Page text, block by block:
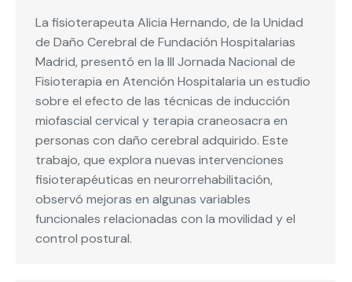
La fisioterapeuta Alicia Hernando, de la Unidad
de Daño Cerebral de Fundación Hospitalarias
Madrid, presentó en la III Jornada Nacional de
Fisioterapia en Atención Hospitalaria un estudio
sobre el efecto de las técnicas de inducción
miofascial cervical y terapia craneosacra en
personas con daño cerebral adquirido. Este
trabajo, que explora nuevas intervenciones
fisioterapéuticas en neurorrehabilitación,
observó mejoras en algunas variables
funcionales relacionadas con la movilidad y el
control postural.